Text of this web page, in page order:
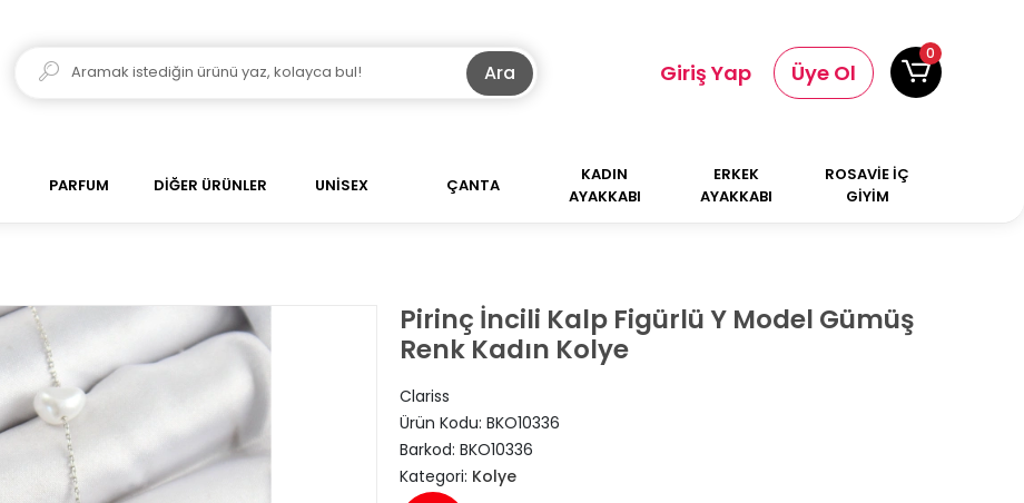
Ara Giriş Yap Üye Ol
0
PARFUM DİĞER ÜRÜNLER UNİSEX ÇANTA
KADIN
AYAKKABI
ERKEK
AYAKKABI
ROSAVİE İÇ
GİYİM
Pirinç İncili Kalp Figürlü Y Model Gümüş
Renk Kadın Kolye
Clariss
Ürün Kodu: BKO10336
Barkod: BKO10336
Kategori: Kolye